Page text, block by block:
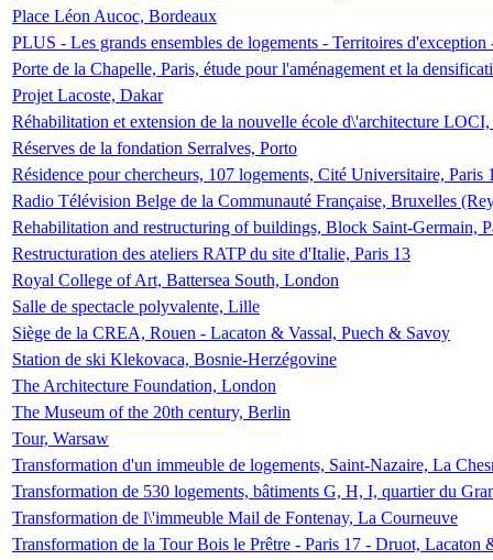
Place Léon Aucoc, Bordeaux
PLUS - Les grands ensembles de logements - Territoires
Porte de la Chapelle, Paris, étude pour l'aménagement et la
Projet Lacoste, Dakar
Réhabilitation et extension de la nouvelle école d\'architecture
Réserves de la fondation Serralves, Porto
Résidence pour chercheurs, 107 logements, Cité Universitaire, Paris
Radio Télévision Belge de la Communauté Française, Bruxelles
Rehabilitation and restructuring of buildings, Block Saint-Germain,
Restructuration des ateliers RATP du site d'Italie, Paris 13
Royal College of Art, Battersea South, London
Salle de spectacle polyvalente, Lille
Siège de la CREA, Rouen - Lacaton & Vassal, Puech & Savoy
Station de ski Klekovaca, Bosnie-Herzégovine
The Architecture Foundation, London
The Museum of the 20th century, Berlin
Tour, Warsaw
Transformation d'un immeuble de logements, Saint-Nazaire, La
Transformation de 530 logements, bâtiments G, H, I, quartier du
Transformation de l\'immeuble Mail de Fontenay, La Courneuve
Transformation de la Tour Bois le Prêtre - Paris 17 - Druot, Lacaton